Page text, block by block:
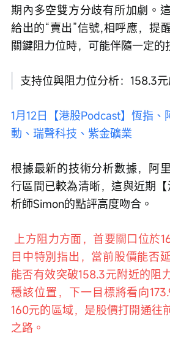
期內多空雙方分歧有所加劇。
給出的“賣出”信號,相呼應，提
關鍵阻力位時，可能伴隨一定的
支持位與阻力位分析：158.3
1月12日【港股Podcast】恆指
動、瑞聲科技、紫金礦業
根據最新的技術分析數據，阿
行區間已較為清晰，這與近期
析師Simon的點評高度吻合。
目中特別指出，當前股價能否
能否有效突破158.3元附近的阻
穩該位置，下一目標將看向
160元的區域，是股價打開通往
之路。